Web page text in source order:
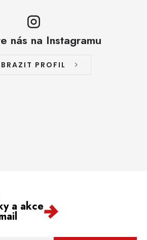
nás na Instagramu
PROFIL
a akce